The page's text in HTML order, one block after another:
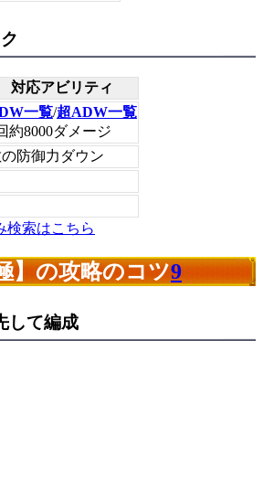
対応アビリティ
一覧/超ADW一覧
約8000ダメージ
防御力ダウン
検索はこちら
】の攻略のコツ9
して編成